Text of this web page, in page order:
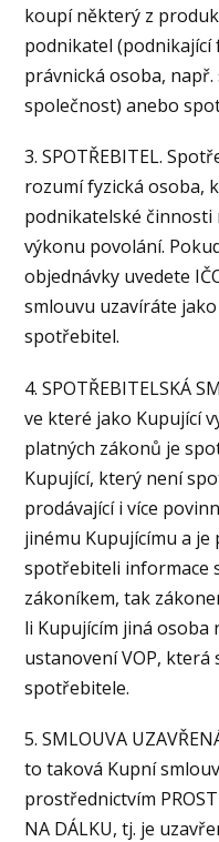
koupí některý z
podnikatel (podnikající
právnická osoba, např.
společnost) anebo
3. SPOTŘEBITEL.
rozumí fyzická osoba,
podnikatelské činnosti
výkonu povolání.
objednávky uvedete
smlouvu uzavíráte
spotřebitel.
4. SPOTŘEBITELSKÁ
ve které jako Kupující
platných zákonů je
Kupující, který není
prodávající i více
jinému Kupujícímu a
spotřebiteli informace
zákoníkem, tak
li Kupujícím jiná osoba
ustanovení VOP,
spotřebitele.
5. SMLOUVA
to taková Kupní
prostřednictvím
NA DÁLKU, tj. je